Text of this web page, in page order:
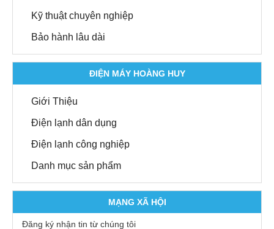
Kỹ thuật chuyên nghiệp
Bảo hành lâu dài
ĐIỆN MÁY HOÀNG HUY
Giới Thiệu
Điện lạnh dân dụng
Điện lạnh công nghiệp
Danh mục sản phẩm
MẠNG XÃ HỘI
Đăng ký nhận tin từ chúng tôi